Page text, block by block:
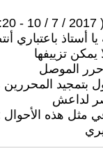
أستاذ باعتباري
يمكن تزييفها
الموصل
بتمجيد
لداعش
مثل هذه